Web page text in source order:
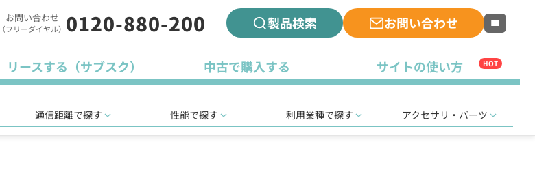
お問い合わせ
（フリーダイヤル） 0120-880-200 製品検索 お問い合わせ
リースする（サブスク） 中古で購入する サイトの使い方 HOT
通信距離で探す 性能で探す 利用業種で探す アクセサリ・パーツ